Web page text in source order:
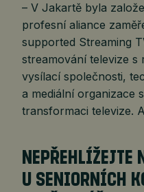
– V Jakartě byla
profesní aliance
supported Streaming
streamování televize s
vysílací společnosti,
a mediální organizace
transformaci televize.
NEPŘEHLÍŽEJTE
U SENIORNÍCH